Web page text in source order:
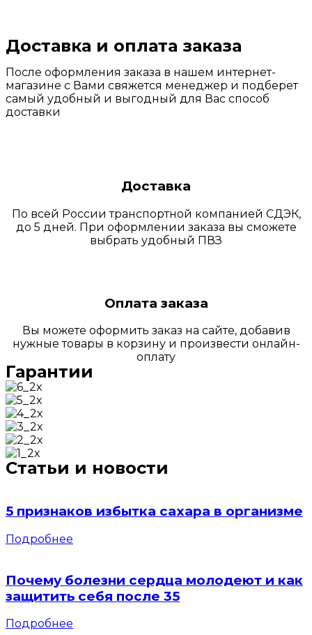
Доставка и оплата заказа
После оформления заказа в нашем интернет-
магазине с Вами свяжется менеджер и подберет
самый удобный и выгодный для Вас способ
доставки
Доставка
По всей России транспортной компанией СДЭК,
до 5 дней. При оформлении заказа вы сможете
выбрать удобный ПВЗ
Оплата заказа
Вы можете оформить заказ на сайте, добавив
нужные товары в корзину и произвести онлайн-
оплату
Гарантии
Статьи и новости
5 признаков избытка сахара в организме
Подробнее
Почему болезни сердца молодеют и как
защитить себя после 35
Подробнее